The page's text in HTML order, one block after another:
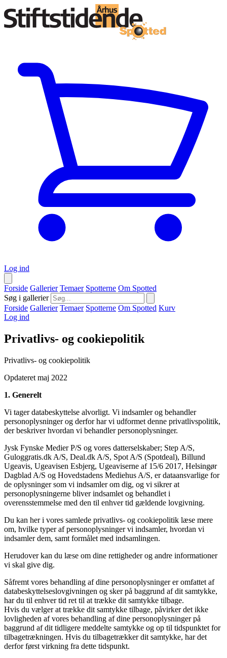
Log ind
Forside Gallerier Temaer Spotterne Om Spotted
Søg i gallerier
Forside Gallerier Temaer Spotterne Om Spotted Kurv
Log ind
Privatlivs- og cookiepolitik
Privatlivs- og cookiepolitik
Opdateret maj 2022
1. Generelt
Vi tager databeskyttelse alvorligt. Vi indsamler og behandler
personoplysninger og derfor har vi udformet denne privatlivspolitik,
der beskriver hvordan vi behandler personoplysninger.
Jysk Fynske Medier P/S og vores datterselskaber; Step A/S,
Guloggratis.dk A/S, Deal.dk A/S, Spot A/S (Spotdeal), Billund
Ugeavis, Ugeavisen Esbjerg, Ugeaviserne af 15/6 2017, Helsingør
Dagblad A/S og Hovedstadens Mediehus A/S, er dataansvarlige for
de oplysninger som vi indsamler om dig, og vi sikrer at
personoplysningerne bliver indsamlet og behandlet i
overensstemmelse med den til enhver tid gældende lovgivning.
Du kan her i vores samlede privatlivs- og cookiepolitik læse mere
om, hvilke typer af personoplysninger vi indsamler, hvordan vi
indsamler dem, samt formålet med indsamlingen.
Herudover kan du læse om dine rettigheder og andre informationer
vi skal give dig.
Såfremt vores behandling af dine personoplysninger er omfattet af
databeskyttelseslovgivningen og sker på baggrund af dit samtykke,
har du til enhver tid ret til at trække dit samtykke tilbage.
Hvis du vælger at trække dit samtykke tilbage, påvirker det ikke
lovligheden af vores behandling af dine personoplysninger på
baggrund af dit tidligere meddelte samtykke og op til tidspunktet for
tilbagetrækningen. Hvis du tilbagetrækker dit samtykke, har det
derfor først virkning fra dette tidspunkt.